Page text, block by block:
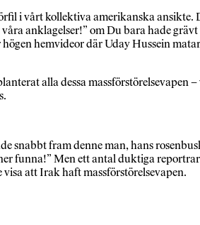
i vårt kollektiva amerikanska ansikte.
anklagelser!” om Du bara hade
hemvideor där Uday Hussein
alla dessa
snabbt fram denne man, hans
funna!” Men ett antal duktiga
att Irak haft massförstörelsevapen.